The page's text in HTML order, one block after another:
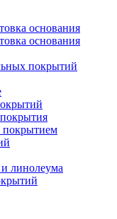
основания
основания
покрытий
покрытием
линолеума